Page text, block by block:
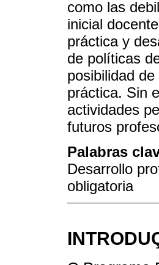
como las
inicial
práctica y
de políticas
posibilidad
práctica. Sin
actividades
futuros
Palabras
Desarrollo
obligatoria